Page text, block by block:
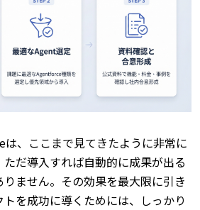
、ここまで見てきたように非常に
だ導入すれば自動的に成果が出る
ません。 その効果を最大限に引き
を成功に導くためには、しっかり